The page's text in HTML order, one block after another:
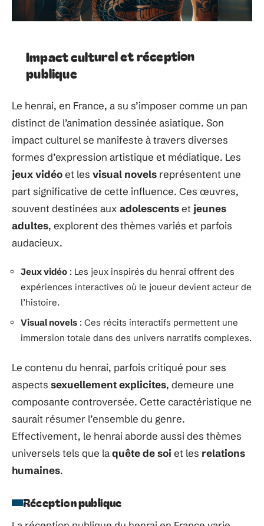
Impact culturel et réception
publique
Le henrai, en France, a su s’imposer comme un pan
distinct de l’animation dessinée asiatique. Son
impact culturel se manifeste à travers diverses
formes d’expression artistique et médiatique. Les
jeux vidéoet les visual novels représentent une
part significative de cette influence. Ces œuvres,
souvent destinées aux adolescentset jeunes
adultes, explorent des thèmes variés et parfois
audacieux.
Jeux vidéo : Les jeux inspirés du henrai offrent des
expériences interactives où le joueur devient acteur de
l’histoire.
Visual novels : Ces récits interactifs permettent une
immersion totale dans des univers narratifs complexes.
Le contenu du henrai, parfois critiqué pour ses
aspects sexuellement explicites, demeure une
composante controversée. Cette caractéristique ne
saurait résumer l’ensemble du genre.
Effectivement, le henrai aborde aussi des thèmes
universels tels que laquête de soi et les relations
humaines.
Réception publique